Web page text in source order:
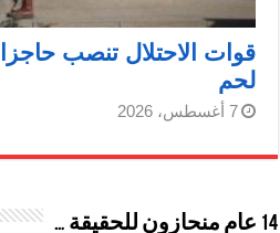
قوات الاحتلال تنصب
لحم
7 أغسطس، 2026
14 عام منحازون للحقيقة …